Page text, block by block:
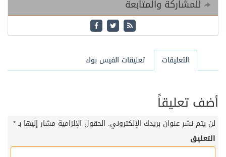
للمشاركة والمتابعة
التعليقات تعليقات الفيس بوك
أضف تعليقاً
لن يتم نشر عنوان بريدك الإلكتروني. الحقول الإلزامية مشار إليها بـ*
التعليق